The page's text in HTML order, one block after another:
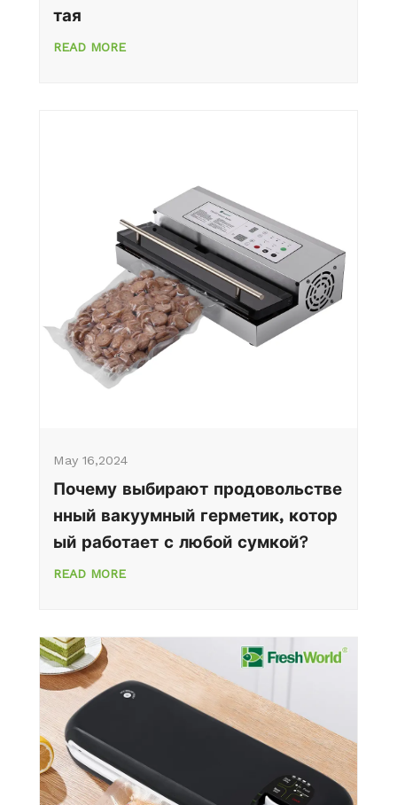
тая
READ MORE
May 16,2024
Почему выбирают продовольстве
нный вакуумный герметик, котор
ый работает с любой сумкой?
READ MORE